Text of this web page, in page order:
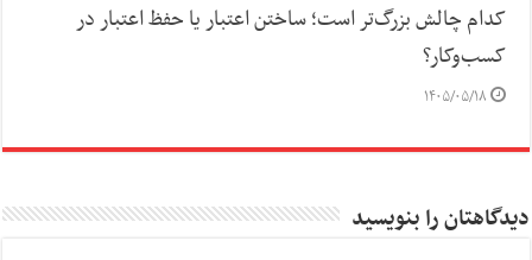
کدام چالش بزرگ‌تر است؛ ساختن اعتبار یا حفظ اعتبار در
کسب‌وکار؟
۱۴۰۵/۰۵/۱۸
دیدگاهتان را بنویسید